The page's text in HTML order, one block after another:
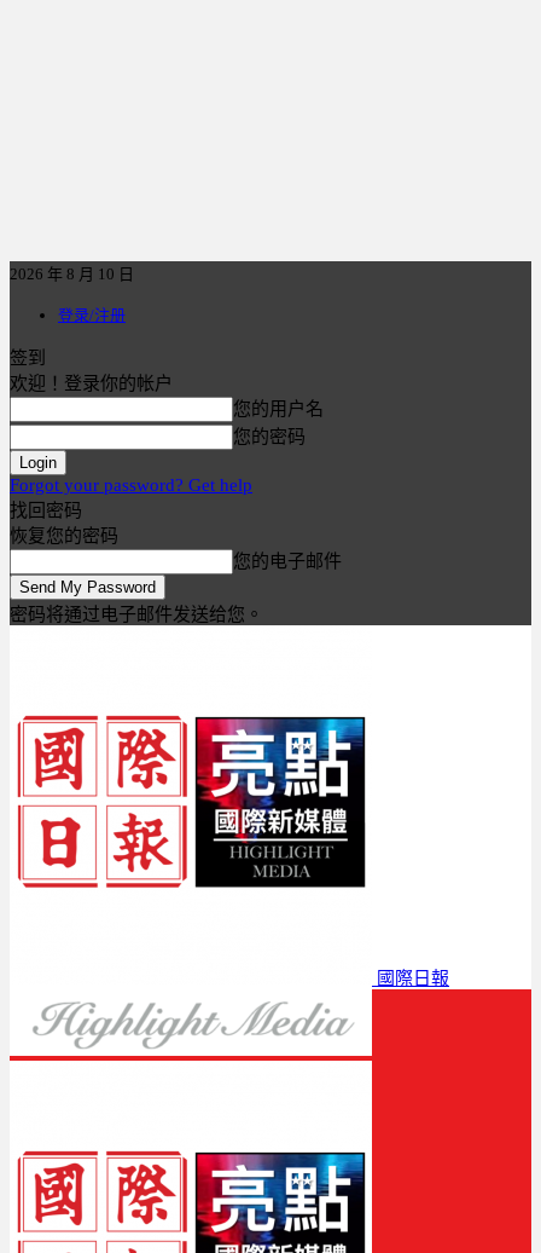
2026 年 8 月 10 日
登录/注册
签到
欢迎！登录你的帐户
您的用户名
您的密码
Forgot your password? Get help
找回密码
恢复您的密码
您的电子邮件
密码将通过电子邮件发送给您。
國際日報